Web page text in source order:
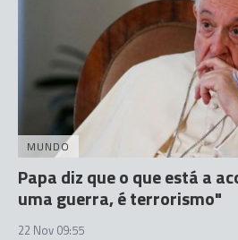
MUNDO
Papa diz que o que está a
uma guerra, é terrorismo"
22 Nov 09:55